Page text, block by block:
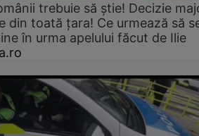
trebuie să știe! Decizie
din toată țara! Ce urmează să
în urma apelului făcut de Ilie